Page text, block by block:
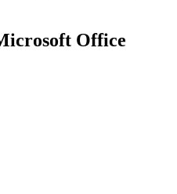
Office